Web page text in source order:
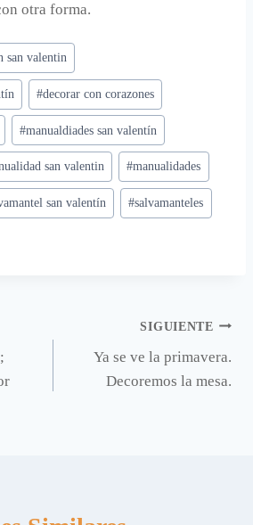
otra forma.
san valentin
#decorar con corazones
#manualdiades san valentín
san valentin #manualidades
san valentín #salvamanteles
SIGUIENTE
Ya se ve la primavera.
Decoremos la mesa.